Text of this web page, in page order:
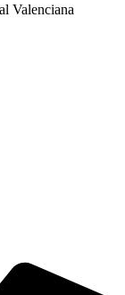
Valenciana